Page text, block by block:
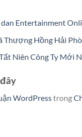
Entertainment
Thượng Hồng Hải
Niên Công Ty Mới
WordPresstrong